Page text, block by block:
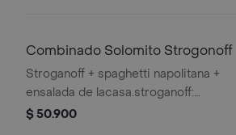
Combinado Solomito Strogonoff
Stroganoff + spaghetti napolitana +
ensalada de lacasa.stroganoff:
solomito en cocción lenta con
$ 50.900